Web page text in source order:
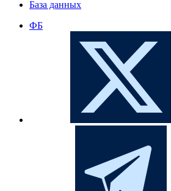
База данных
ФБ